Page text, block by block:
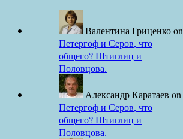
Валентина Гриценкоon
Петергоф и Серов, что
общего? Штиглиц и
Половцова.
Александр Каратаев on
Петергоф и Серов, что
общего? Штиглиц и
Половцова.